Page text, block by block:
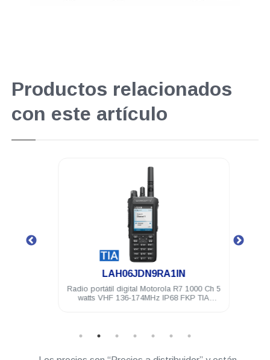
Productos relacionados
con este artículo
.
LAH06JDN9RA1IN
Radio portátil digital Motorola R7 1000 Ch 5
watts VHF 136-174MHz IP68 FKP TIA